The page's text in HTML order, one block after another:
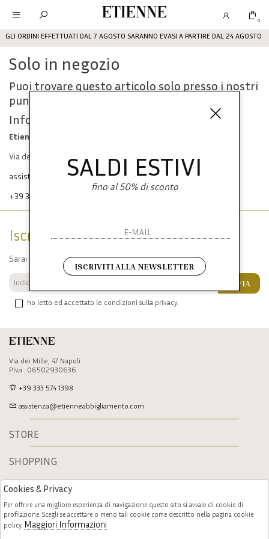
GLI ORDINI EFFETTUATI DAL 7 AGOSTO SARANNO EVASI A PARTIRE DAL 24 AGOSTO
Etienne 0
Solo in negozio
Puoi trovare questo articolo solo presso i nostri
punti vendita:
Info contatti
Etienne srl
Via dei Mille, 47 80121 Napoli
assistenza@etienneabbigliamento.com
+39 333 574 1398
Etienne
Via dei Mille, 47 Napoli
P.Iva : 06502930636
+39 333 574 1398
assistenza@etienneabbigliamento.com
STORE
SHOPPING
Iscriviti alla newsletter
Sarai sempre aggiornato su offerte e promozioni.
ho letto ed accettato le condizioni sulla privacy.
INVIA
SALDI ESTIVI
fino al 50% di sconto
ISCRIVITI ALLA NEWSLETTER
Cookies & Privacy
Per offrire una migliore esperienza di navigazione questo sito si avvale di cookie di
profilazione. Scegli se accettare o meno tali cookie come descritto nella pagina cookie
policy. Maggiori Informazioni